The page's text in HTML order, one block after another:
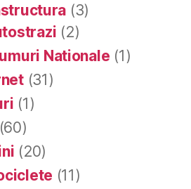
(3)
(2)
Nationale (1)
(31)
(1)
(60)
(20)
(11)